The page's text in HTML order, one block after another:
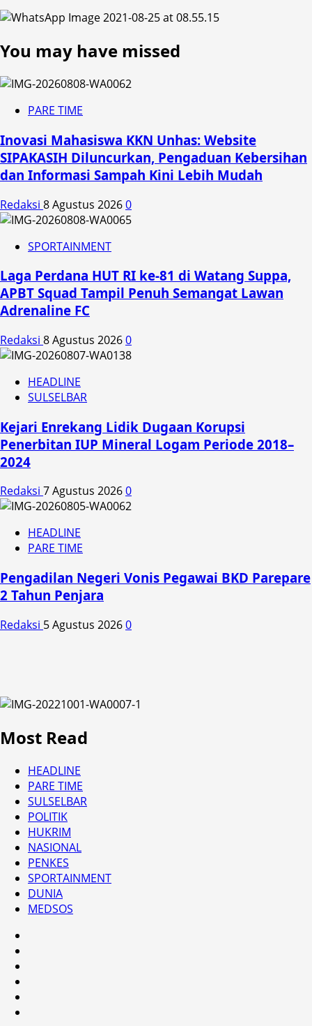
You may have missed
PARE TIME
Inovasi Mahasiswa KKN Unhas: Website
SIPAKASIH Diluncurkan, Pengaduan Kebersihan
dan Informasi Sampah Kini Lebih Mudah
Redaksi 8 Agustus 20260
SPORTAINMENT
Laga Perdana HUT RI ke-81 di Watang Suppa,
APBT Squad Tampil Penuh Semangat Lawan
Adrenaline FC
Redaksi 8 Agustus 20260
HEADLINE
SULSELBAR
Kejari Enrekang Lidik Dugaan Korupsi
Penerbitan IUP Mineral Logam Periode 2018–
2024
Redaksi 7 Agustus 20260
HEADLINE
PARE TIME
Pengadilan Negeri Vonis Pegawai BKD Parepare
2 Tahun Penjara
Redaksi 5 Agustus 20260
Most Read
HEADLINE
PARE TIME
SULSELBAR
POLITIK
HUKRIM
NASIONAL
PENKES
SPORTAINMENT
DUNIA
MEDSOS